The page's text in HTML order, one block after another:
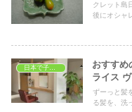
クレット島
後にオシャ
日本で子育て
おすすめ
ライス
ずーっと髪
る髪を、洗